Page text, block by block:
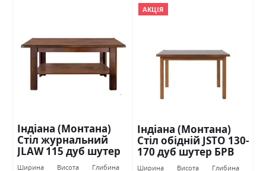
Індіана (Монтана)
Стіл журнальний
JLAW 115 дуб шутер
БРВ Україна
Ширина Висота Глибина
АКЦІЯ
Індіана (Монтана)
Стіл обідній JSTO 130-
170 дуб шутер БРВ
Україна
Ширина Висота Глибина